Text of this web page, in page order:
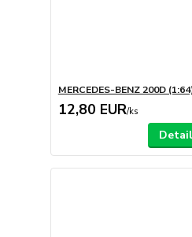
MERCEDES-BENZ 200D
12,80 EUR/ks
Detail